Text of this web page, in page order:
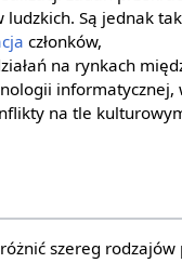
ludzkich. Są jednak
członków,
na rynkach
informatycznej,
na tle
szereg rodzajów